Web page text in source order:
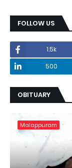
FOLLOW US
1.5k
500
OBITUARY
Malappuram